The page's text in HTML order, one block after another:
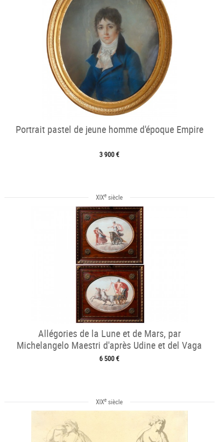
Portrait pastel de jeune homme d'époque Empire
3 900 €
XIXe siècle
Allégories de la Lune et de Mars, par
Michelangelo Maestri d'après Udine et del Vaga
6 500 €
XIXe siècle